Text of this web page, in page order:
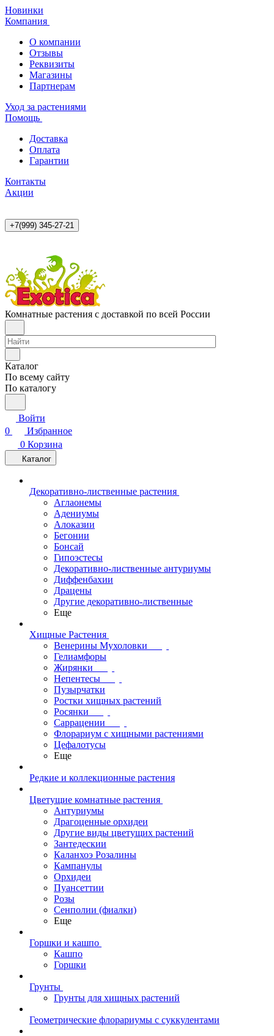
Новинки
Компания
О компании
Отзывы
Реквизиты
Магазины
Партнерам
Уход за растениями
Помощь
Доставка
Оплата
Гарантии
Контакты
Акции
+7(999) 345-27-21
Комнатные растения с доставкой по всей России
Каталог
По всему сайту
По каталогу
Войти
0
Избранное
0 Корзина
Каталог
Декоративно-лиственные растения
Аглаонемы
Адениумы
Алоказии
Бегонии
Бонсай
Гипоэстесы
Декоративно-лиственные антуриумы
Диффенбахии
Драцены
Другие декоративно-лиственные
Еще
Хищные Растения
Венерины Мухоловки
Гелиамфоры
Жирянки
Непентесы
Пузырчатки
Ростки хищных растений
Росянки
Саррацении
Флорариум с хищными растениями
Цефалотусы
Еще
Редкие и коллекционные растения
Цветущие комнатные растения
Антуриумы
Драгоценные орхидеи
Другие виды цветущих растений
Зантедескии
Каланхоэ Розалины
Кампанулы
Орхидеи
Пуансеттии
Розы
Сенполии (фиалки)
Еще
Горшки и кашпо
Кашпо
Горшки
Грунты
Грунты для хищных растений
Геометрические флорариумы с суккулентами